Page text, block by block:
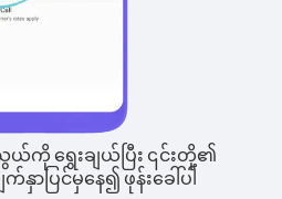
ကို ရွေးချယ်ပြီး ၎င်းတို့၏
ပြင်မှနေ၍ ဖုန်းခေါ်ပါ